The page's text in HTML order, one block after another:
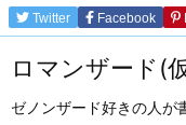
ロマンザード(
ゼノンザード好きの人が
Twitter Facebook